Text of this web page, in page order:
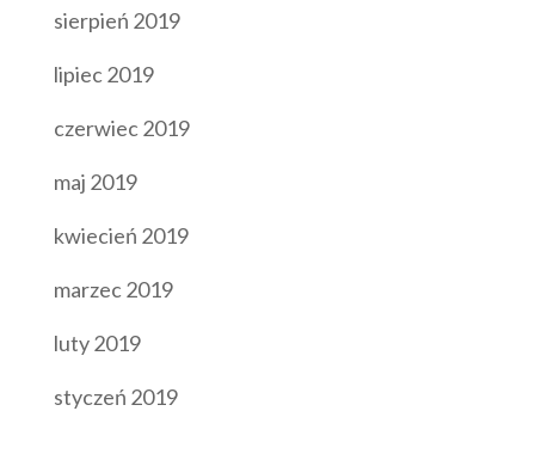
sierpień 2019
lipiec 2019
czerwiec 2019
maj 2019
kwiecień 2019
marzec 2019
luty 2019
styczeń 2019